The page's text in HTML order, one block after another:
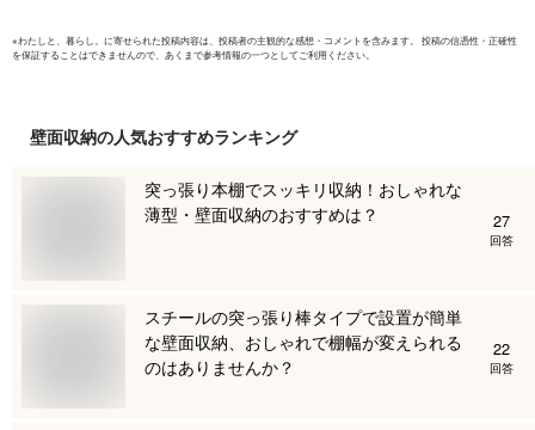
※わたしと、暮らし。 に寄せられた投稿内容は、投稿者の主観的な感想・コメントを含みます。 投稿の信憑性・正確性
を保証することはできませんので、あくまで参考情報の一つとしてご利用ください。
壁面収納の人気おすすめランキング
突っ張り本棚でスッキリ収納！おしゃれな
薄型・壁面収納のおすすめは？
27
回答
スチールの突っ張り棒タイプで設置が簡単
な壁面収納、おしゃれで棚幅が変えられる
のはありませんか？
22
回答